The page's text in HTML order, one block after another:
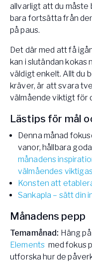
allvarligt att du måste
bara fortsätta från
på paus.
Det där med att få
kan i slutändan
väldigt enkelt. Allt du
kräver, är att svara
välmående viktigt för
Lästips för mål
Denna månad
vanor, hållbara
månadens
välmåendes
Konsten att
Sankapla – sätt din
Månadens pepp
Temamånad: Häng
Elements med fokus
utforska hur de